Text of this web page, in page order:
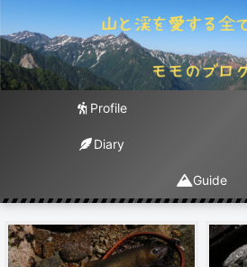
Profile
Diary
Guide